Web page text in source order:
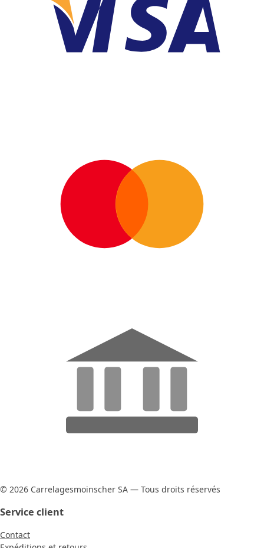
© 2026 Carrelagesmoinscher SA — Tous droits réservés
Service client
Contact